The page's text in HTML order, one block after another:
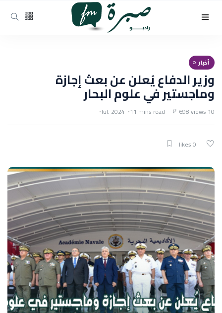
أخبار
وزير الدفاع يُعلن عن بعث إجازة
وماجستير في علوم البحار
10 Jul, 2024
11 mins read 698 views